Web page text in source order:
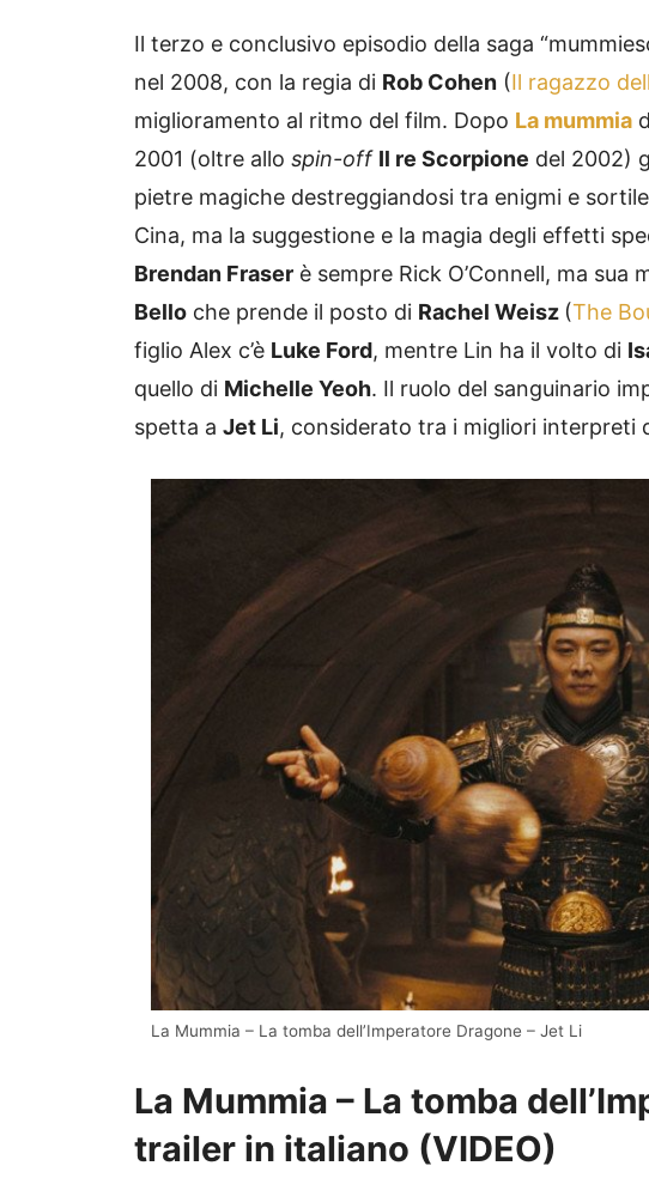
Il terzo e conclusivo episodio della saga
nel 2008, con la regia di Rob Cohen (Il ragazzo
miglioramento al ritmo del film. Dopo La mummia
2001 (oltre allo spin-off Il re Scorpione del 2002)
pietre magiche destreggiandosi tra enigmi e
Cina, ma la suggestione e la magia degli effetti
Brendan Fraser è sempre Rick O’Connell, ma
Bello che prende il posto di Rachel Weisz (The
figlio Alex c’è Luke Ford, mentre Lin ha il volto di
quello di Michelle Yeoh. Il ruolo del sanguinario
spetta a Jet Li, considerato tra i migliori interpreti
La Mummia – La tomba dell’Imperatore Dragone – Jet Li
La Mummia – La tomba
trailer in italiano (VIDEO)